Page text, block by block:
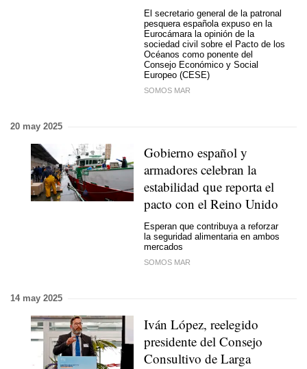
El secretario general de la patronal
pesquera española expuso en la
Eurocámara la opinión de la
sociedad civil sobre el Pacto de los
Océanos como ponente del
Consejo Económico y Social
Europeo (CESE)
SOMOS MAR
20 may 2025
Gobierno español y
armadores celebran la
estabilidad que reporta el
pacto con el Reino Unido
Esperan que contribuya a reforzar
la seguridad alimentaria en ambos
mercados
SOMOS MAR
14 may 2025
Iván López, reelegido
presidente del Consejo
Consultivo de Larga